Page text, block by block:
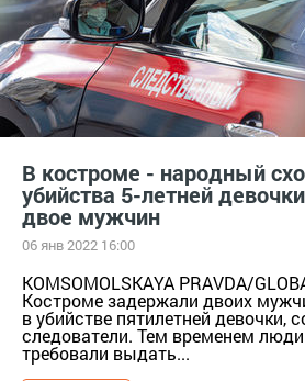
В костроме - народный
убийства 5-летней
двое мужчин
06 янв 2022 16:00
KOMSOMOLSKAYA PRAVDA/
Костроме задержали двоих
в убийстве пятилетней девочки,
следователи. Тем временем
требовали выдать...